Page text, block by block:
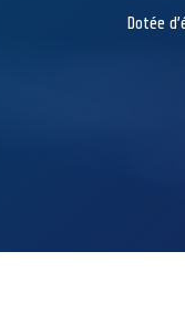
Dotée